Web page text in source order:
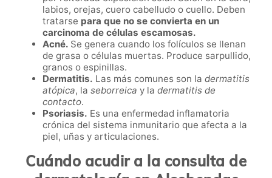
labios, orejas, cuero cabelludo o cuello. Deben
tratarse para que no se convierta en un
carcinoma de células escamosas.
Acné. Se genera cuando los folículos se llenan
de grasa o células muertas. Produce sarpullido,
granos o espinillas.
Dermatitis. Las más comunes son la dermatitis
atópica, la seborreica y la dermatitis de
contacto.
Psoriasis. Es una enfermedad inflamatoria
crónica del sistema inmunitario que afecta a la
piel, uñas y articulaciones.
Cuándo acudir a la consulta de